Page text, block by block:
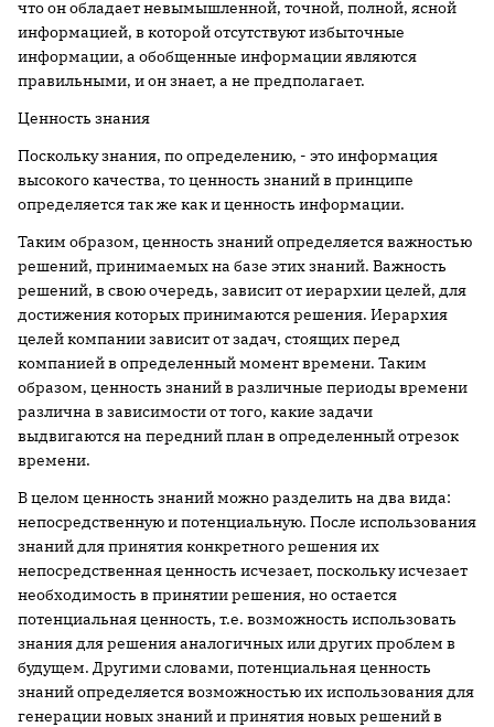
что он обладает невымышленной, точной, полной, ясной
информацией, в которой отсутствуют избыточные
информации, а обобщенные информации являются
правильными, и он знает, а не предполагает.
Ценность знания
Поскольку знания, по определению, - это информация
высокого качества, то ценность знаний в принципе
определяется так же как и ценность информации.
Таким образом, ценность знаний определяется важностью
решений, принимаемых на базе этих знаний. Важность
решений, в свою очередь, зависит от иерархии целей, для
достижения которых принимаются решения. Иерархия
целей компании зависит от задач, стоящих перед
компанией в определенный момент времени. Таким
образом, ценность знаний в различные периоды времени
различна в зависимости от того, какие задачи
выдвигаются на передний план в определенный отрезок
времени.
В целом ценность знаний можно разделить на два вида:
непосредственную и потенциальную. После использования
знаний для принятия конкретного решения их
непосредственная ценность исчезает, поскольку исчезает
необходимость в принятии решения, но остается
потенциальная ценность, т.е. возможность использовать
знания для решения аналогичных или других проблем в
будущем. Другими словами, потенциальная ценность
знаний определяется возможностью их использования для
генерации новых знаний и принятия новых решений в